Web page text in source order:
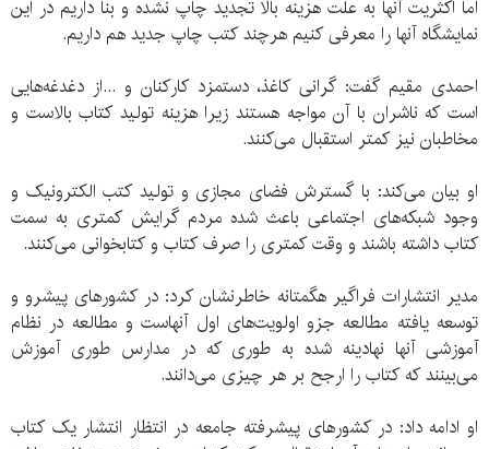
اما اکثریت آنها به علت هزینه بالا تجدید چاپ نشده و بنا داریم در این
نمایشگاه آنها را معرفی کنیم هرچند کتب چاپ جدید هم داریم.
احمدی مقیم گفت: گرانی کاغذ، دستمزد کارکنان و ...از دغدغه‌هایی
است که ناشران با آن مواجه هستند زیرا هزینه تولید کتاب بالاست و
مخاطبان نیز کمتر استقبال می‌کنند.
او بیان می‌کند: با گسترش فضای مجازی و تولید کتب الکترونیک و
وجود شبکه‌های اجتماعی باعث شده مردم گرایش کمتری به سمت
کتاب داشته باشند و وقت کمتری را صرف کتاب و کتابخوانی می‌کنند.
مدیر انتشارات فراگیر هگمتانه خاطرنشان کرد: در کشورهای پیشرو و
توسعه یافته مطالعه جزو اولویت‌های اول آنهاست و مطالعه در نظام
آموزشی آنها نهادینه شده به طوری که در مدارس طوری آموزش
می‌بینند که کتاب را ارجح بر هر چیزی می‌دانند.
او ادامه داد: در کشورهای پیشرفته جامعه در انتظار انتشار یک کتاب